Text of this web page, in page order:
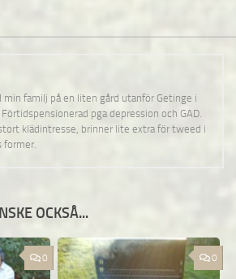
min familj på en liten gård utanför Getinge i
Förtidspensionerad pga depression och GAD.
klädintresse, brinner lite extra för tweed i
former.
OCKSÅ...
0 0